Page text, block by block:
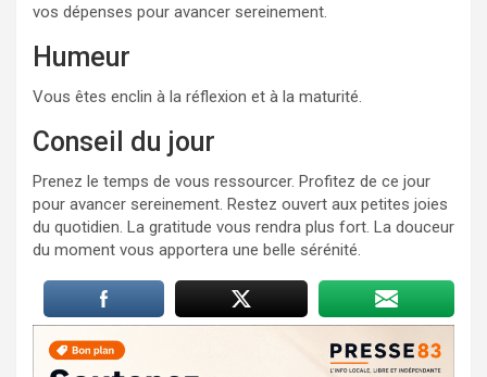
vos dépenses pour avancer sereinement.
Humeur
Vous êtes enclin à la réflexion et à la maturité.
Conseil du jour
Prenez le temps de vous ressourcer. Profitez de ce jour
pour avancer sereinement. Restez ouvert aux petites joies
du quotidien. La gratitude vous rendra plus fort. La douceur
du moment vous apportera une belle sérénité.